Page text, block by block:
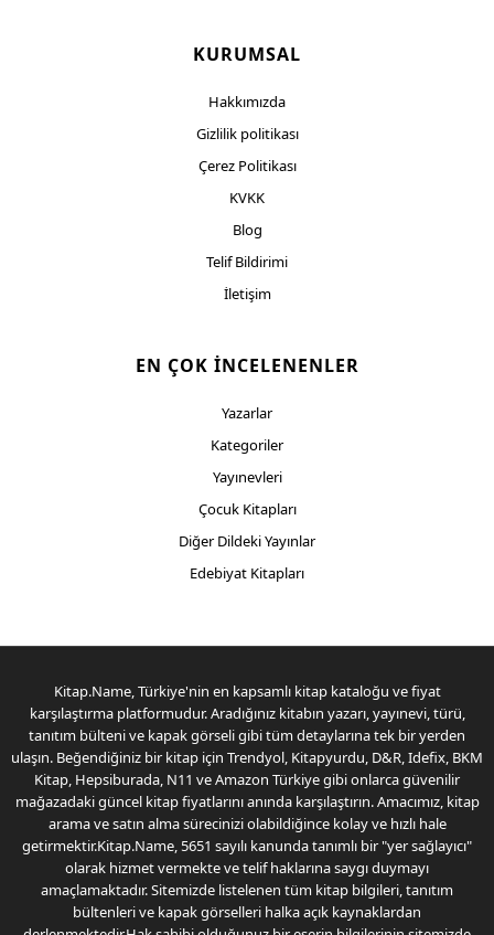
KURUMSAL
Hakkımızda
Gizlilik politikası
Çerez Politikası
KVKK
Blog
Telif Bildirimi
İletişim
EN ÇOK İNCELENENLER
Yazarlar
Kategoriler
Yayınevleri
Çocuk Kitapları
Diğer Dildeki Yayınlar
Edebiyat Kitapları
Kitap.Name, Türkiye'nin en kapsamlı kitap kataloğu ve fiyat
karşılaştırma platformudur. Aradığınız kitabın yazarı, yayınevi, türü,
tanıtım bülteni ve kapak görseli gibi tüm detaylarına tek bir yerden
ulaşın. Beğendiğiniz bir kitap için Trendyol, Kitapyurdu, D&R, Idefix, BKM
Kitap, Hepsiburada, N11 ve Amazon Türkiye gibi onlarca güvenilir
mağazadaki güncel kitap fiyatlarını anında karşılaştırın. Amacımız, kitap
arama ve satın alma sürecinizi olabildiğince kolay ve hızlı hale
getirmektir.Kitap.Name, 5651 sayılı kanunda tanımlı bir "yer sağlayıcı"
olarak hizmet vermekte ve telif haklarına saygı duymayı
amaçlamaktadır. Sitemizde listelenen tüm kitap bilgileri, tanıtım
bültenleri ve kapak görselleri halka açık kaynaklardan